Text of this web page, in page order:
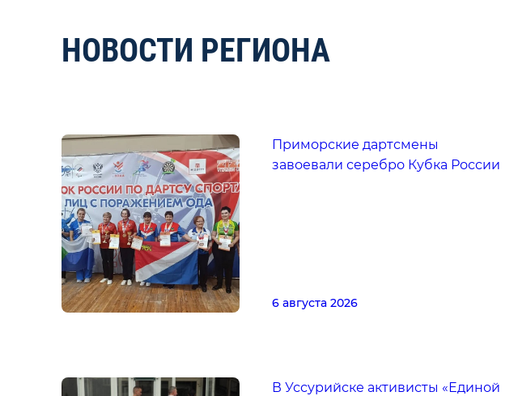
НОВОСТИ РЕГИОНА
Приморские дартсмены
завоевали серебро Кубка России
6 августа 2026
В Уссурийске активисты «Единой